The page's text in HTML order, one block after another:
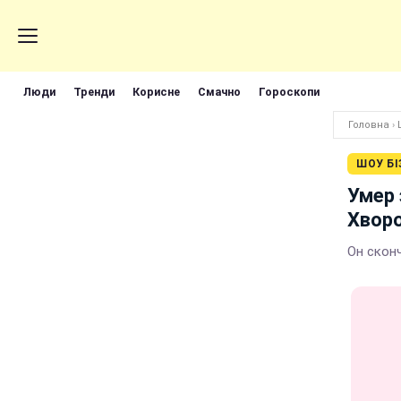
Люди Тренди Корисне Смачно Гороскопи
Головна ›
ШОУ
Умер
Он